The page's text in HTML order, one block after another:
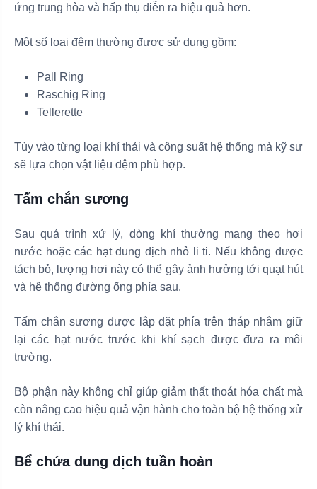
ứng trung hòa và hấp thụ diễn ra hiệu quả hơn.
Một số loại đệm thường được sử dụng gồm:
Pall Ring
Raschig Ring
Tellerette
Tùy vào từng loại khí thải và công suất hệ thống mà kỹ sư
sẽ lựa chọn vật liệu đệm phù hợp.
Tấm chắn sương
Sau quá trình xử lý, dòng khí thường mang theo hơi
nước hoặc các hạt dung dịch nhỏ li ti. Nếu không được
tách bỏ, lượng hơi này có thể gây ảnh hưởng tới quạt hút
và hệ thống đường ống phía sau.
Tấm chắn sương được lắp đặt phía trên tháp nhằm giữ
lại các hạt nước trước khi khí sạch được đưa ra môi
trường.
Bộ phận này không chỉ giúp giảm thất thoát hóa chất mà
còn nâng cao hiệu quả vận hành cho toàn bộ hệ thống xử
lý khí thải.
Bể chứa dung dịch tuần hoàn